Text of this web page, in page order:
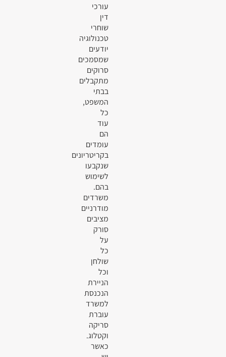
עורכי
דין
שוחרי
טכנולוגיה
יודעים
שמסמכים
סרוקים
מתקבלים
בבתי
המשפט,
כל
עוד
הם
עומדים
בקריטריונים
שנקבעו
לשימוש
בהם.
משרדים
מודרניים
מציבים
סורק
על
כל
שולחן
וכל
הניירת
הנכנסת
למשרד
עוברת
סריקה
וקטלוג.
כאשר